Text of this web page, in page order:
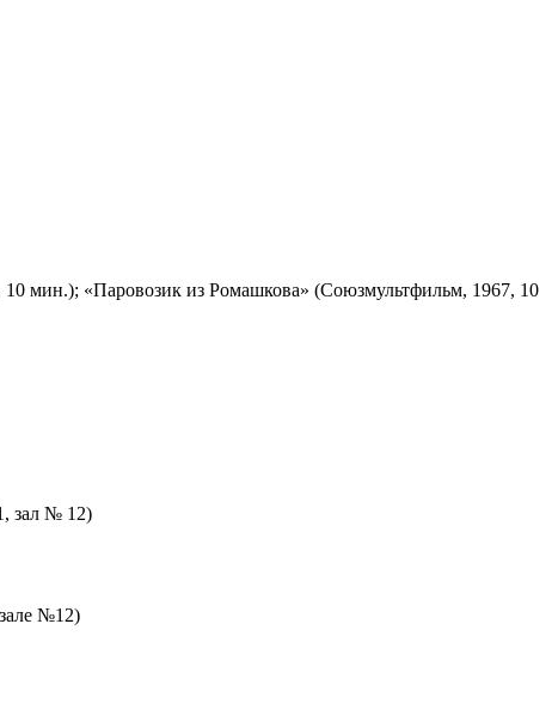
мин.); «Паровозик из Ромашкова» (Союзмультфильм, 1967, 10
зал № 12)
№12)